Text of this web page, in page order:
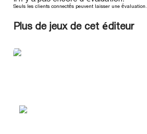
Seuls les clients connectés peuvent laisser une évaluation.
Plus de jeux de cet éditeur